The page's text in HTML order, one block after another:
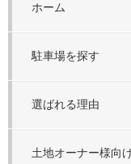
ホーム
駐車場を探す
選ばれる理由
土地オーナー様向